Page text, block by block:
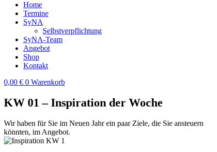
Home
Termine
SyNA
Selbstverpflichtung
SyNA-Team
Angebot
Shop
Kontakt
0,00 € 0 Warenkorb
KW 01 – Inspiration der Woche
Wir haben für Sie im Neuen Jahr ein paar Ziele, die Sie ansteuern
könnten, im Angebot.